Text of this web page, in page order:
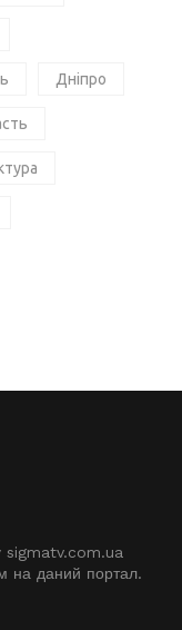
Дніпро
sigmatv.com.ua
на даний портал.